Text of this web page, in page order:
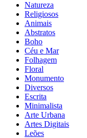
Natureza
Religiosos
Animais
Abstratos
Boho
Céu e Mar
Folhagem
Floral
Monumento
Diversos
Escrita
Minimalista
Arte Urbana
Artes Digitais
Leões